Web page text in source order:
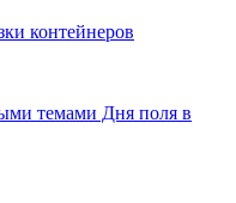
контейнеров
темами Дня поля в